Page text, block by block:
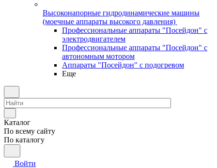
Высоконапорные гидродинамические машины
(моечные аппараты высокого давления)
Профессиональные аппараты "Посейдон" с
электродвигателем
Профессиональные аппараты "Посейдон" с
автономным мотором
Аппараты "Посейдон" с подогревом
Еще
Каталог
По всему сайту
По каталогу
Войти